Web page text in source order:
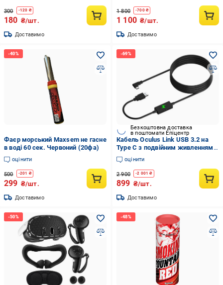
300 -120 ₴
180 ₴/шт.
Доставимо
1 800 -700₴
1 100 ₴/шт.
Доставимо
Фаєр морський Maxsem не гасне
в воді 60 сек. Червоний (20фа)
оцінити
500 -201 ₴
299 ₴/шт.
Доставимо
Безкоштовна доставка
в поштомати Епіцентр
Кабель Oculus Link USB 3.2 на
Type С з подвійним живленням
для Meta Quest Oculus Quest 2 3
3S Pro Pico 4 Чорний
оцінити
2 900 -2 001 ₴
899 ₴/шт.
Доставимо